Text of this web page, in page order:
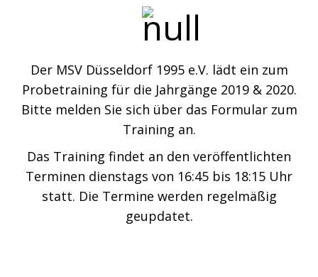
Der MSV Düsseldorf 1995 e.V. lädt ein zum
Probetraining für die Jahrgänge 2019 & 2020.
Bitte melden Sie sich über das Formular zum
Training an.
Das Training findet an den veröffentlichten
Terminen dienstags von 16:45 bis 18:15 Uhr
statt. Die Termine werden regelmäßig
geupdatet.